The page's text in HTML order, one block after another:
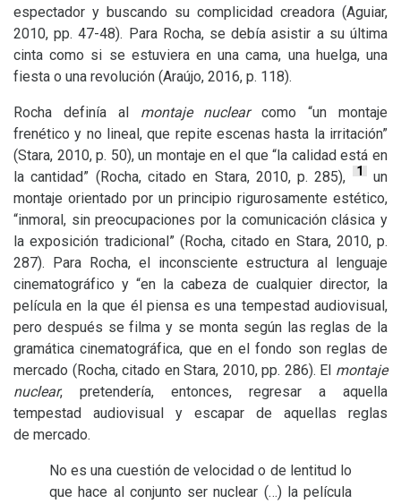
espectador y buscando su complicidad creadora (Aguiar,
2010, pp. 47-48). Para Rocha, se debía asistir a su última
cinta como si se estuviera en una cama, una huelga, una
fiesta o una revolución (Araújo, 2016, p. 118).
Rocha definía al montaje nuclearcomo “un montaje
frenético y no lineal, que repite escenas hasta la irritación”
(Stara, 2010, p. 50), un montaje en el que “la calidad está en
la cantidad” (Rocha, citado en Stara, 2010, p. 285),
1 un
montaje orientado por un principio rigurosamente estético,
“inmoral, sin preocupaciones por la comunicación clásica y
la exposición tradicional” (Rocha, citado en Stara, 2010, p.
287). Para Rocha, el inconsciente estructura al lenguaje
cinematográfico y “en la cabeza de cualquier director, la
película en la que él piensa es una tempestad audiovisual,
pero después se filma y se monta según las reglas de la
gramática cinematográfica, que en el fondo son reglas de
mercado (Rocha, citado en Stara, 2010, pp. 286). El montaje
nuclear, pretendería, entonces, regresar a aquella
tempestad audiovisual y escapar de aquellas reglas
de mercado.
No es una cuestión de velocidad o de lentitud lo
que hace al conjunto ser nuclear (…) la película